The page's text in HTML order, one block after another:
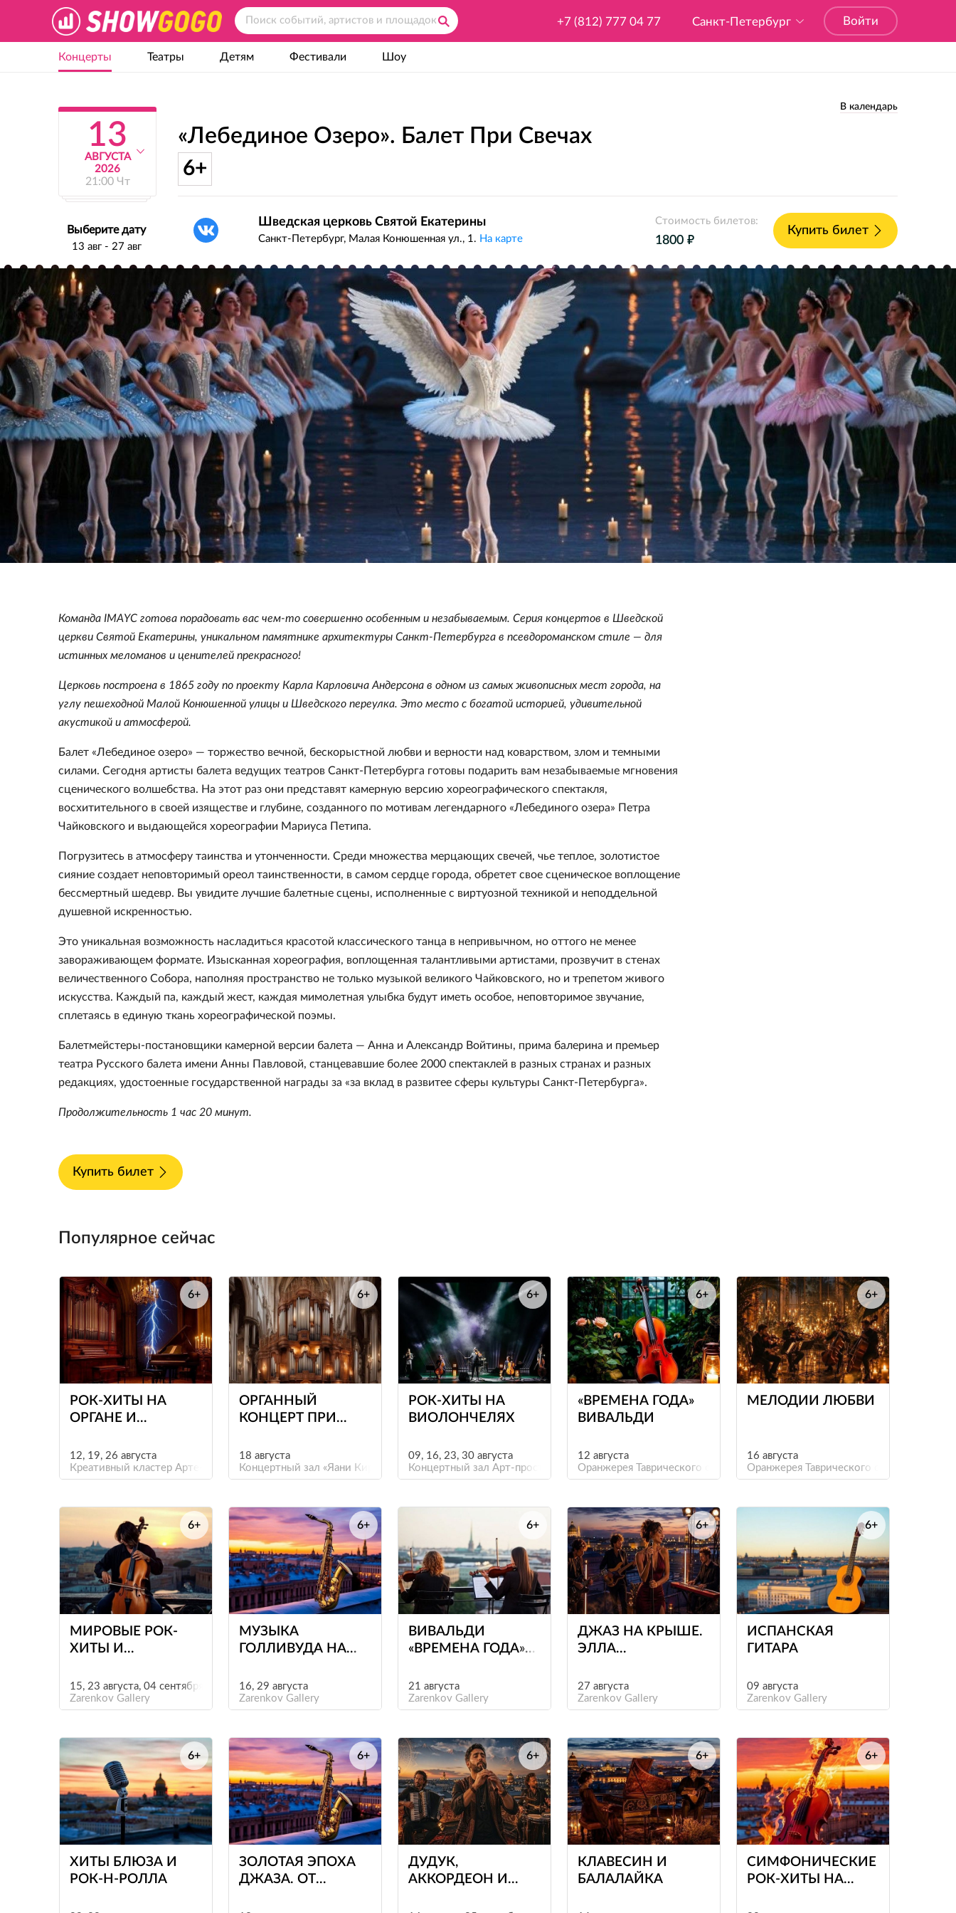
Войти
Санкт-Петербург
+7 (812) 777 04 77
Концерты Театры Детям Фестивали Шоу
В календарь
13
АВГУСТА
2026
21:00 Чт
«Лебединое Озеро». Балет При Свечах
6+
Выберите дату
13 авг - 27 авг
Шведская церковь Святой Екатерины
Санкт-Петербург, Малая Конюшенная ул., 1. На карте
Стоимость билетов:
1800 е
Купить билет
Команда IMAYC готова порадовать вас чем-то совершенно особенным и незабываемым. Серия концертов в Шведской
церкви Святой Екатерины, уникальном памятнике архитектуры Санкт-Петербурга в псевдороманском стиле — для
истинных меломанов и ценителей прекрасного!
Церковь построена в 1865 году по проекту Карла Карловича Андерсона в одном из самых живописных мест города, на
углу пешеходной Малой Конюшенной улицы и Шведского переулка. Это место с богатой историей, удивительной
акустикой и атмосферой.
Балет «Лебединое озеро» — торжество вечной, бескорыстной любви и верности над коварством, злом и темными
силами. Сегодня артисты балета ведущих театров Санкт-Петербурга готовы подарить вам незабываемые мгновения
сценического волшебства. На этот раз они представят камерную версию хореографического спектакля,
восхитительного в своей изяществе и глубине, созданного по мотивам легендарного «Лебединого озера» Петра
Чайковского и выдающейся хореографии Мариуса Петипа.
Погрузитесь в атмосферу таинства и утонченности. Среди множества мерцающих свечей, чье теплое, золотистое
сияние создает неповторимый ореол таинственности, в самом сердце города, обретет свое сценическое воплощение
бессмертный шедевр. Вы увидите лучшие балетные сцены, исполненные с виртуозной техникой и неподдельной
душевной искренностью.
Это уникальная возможность насладиться красотой классического танца в непривычном, но оттого не менее
завораживающем формате. Изысканная хореография, воплощенная талантливыми артистами, прозвучит в стенах
величественного Собора, наполняя пространство не только музыкой великого Чайковского, но и трепетом живого
искусства. Каждый па, каждый жест, каждая мимолетная улыбка будут иметь особое, неповторимое звучание,
сплетаясь в единую ткань хореографической поэмы.
Балетмейстеры-постановщики камерной версии балета — Анна и Александр Войтины, прима балерина и премьер
театра Русского балета имени Анны Павловой, станцевавшие более 2000 спектаклей в разных странах и разных
редакциях, удостоенные государственной награды за «за вклад в развитее сферы культуры Санкт-Петербурга».
Продолжительность 1 час 20 минут.
Купить билет
Популярное сейчас
е
РОК-ХИТЫ НА
ОРГАНЕ И
СВЕЧАХ.
БОГЕМНЫЙ
12, 19, 26 августа
Креативный кластер Арте-Фактум
6+
е
ОРГАННЫЙ
КОНЦЕРТ ПРИ
ДО
ИНТЕРСТЕЛЛАР»
18 августа
Концертный зал «Яани Кирик»
6+
е
РОК-ХИТЫ НА
ВИОЛОНЧЕЛЯХ
09, 16, 23, 30 августа
Концертный зал Арт-пространства «Фабрика»
6+
«ВРЕМЕНА ГОДА»
ВИВАЛЬДИ
12 августа
Оранжерея Таврического сада
6+
е
МЕЛОДИИ ЛЮБВИ
16 августа
Оранжерея Таврического сада
6+
е
МИРОВЫЕ РОК-
ХИТЫ И
КРЫШЕ
15, 23 августа, 04 сентября
Zarenkov Gallery
6+
е
МУЗЫКА
ГОЛЛИВУДА НА
16, 29 августа
Zarenkov Gallery
6+
ВИВАЛЬДИ
«ВРЕМЕНА ГОДА»
21 августа
Zarenkov Gallery
6+
е
ДЖАЗ НА КРЫШЕ.
ЭЛЛА
27 августа
Zarenkov Gallery
6+
е
ИСПАНСКАЯ
ГИТАРА
09 августа
Zarenkov Gallery
6+
е
ХИТЫ БЛЮЗА И
РОК-Н-РОЛЛА
6+
е
ЗОЛОТАЯ ЭПОХА
ДЖАЗА. ОТ
6+
е
ДУДУК,
АККОРДЕОН И
6+
е
КЛАВЕСИН И
БАЛАЛАЙКА
6+
е
СИМФОНИЧЕСКИЕ
РОК-ХИТЫ НА
6+